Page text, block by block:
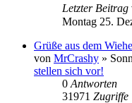
Letzter Beitrag
Montag 25.
Grüße aus dem
von MrCrashy »
stellen sich vor!
0 Antworten
31971 Zugriffe